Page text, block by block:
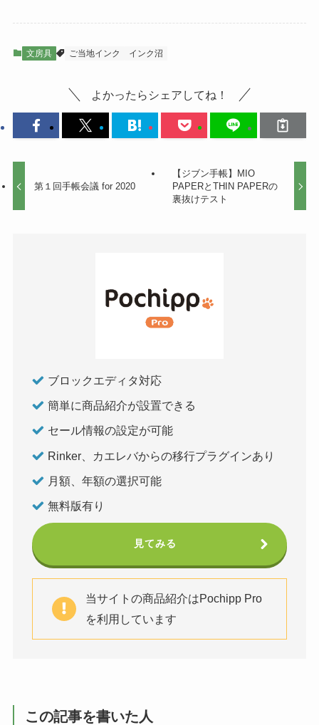
文房具 ご当地インク インク沼
よかったらシェアしてね！
第１回手帳会議 for 2020
【ジブン手帳】MIO
PAPERとTHIN PAPERの
裏抜けテスト
ブロックエディタ対応
簡単に商品紹介が設置できる
セール情報の設定が可能
Rinker、カエレバからの移行プラグインあり
月額、年額の選択可能
無料版有り
見てみる
当サイトの商品紹介はPochipp Pro
を利用しています
この記事を書いた人